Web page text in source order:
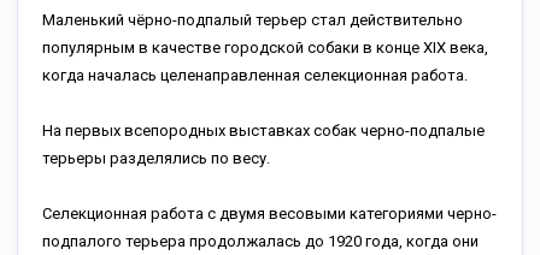
Маленький чёрно-подпалый терьер стал действительно
популярным в качестве городской собаки в конце XIX века,
когда началась целенаправленная селекционная работа.
На первых всепородных выставках собак черно-подпалые
терьеры разделялись по весу.
Селекционная работа с двумя весовыми категориями черно-
подпалого терьера продолжалась до 1920 года, когда они